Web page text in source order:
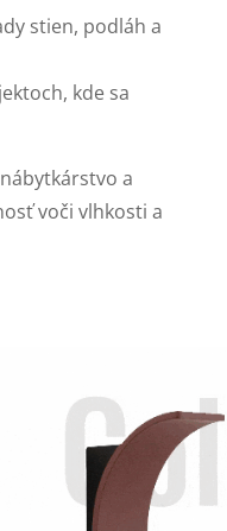
stien, podláh a
kde sa
a
voči vlhkosti a